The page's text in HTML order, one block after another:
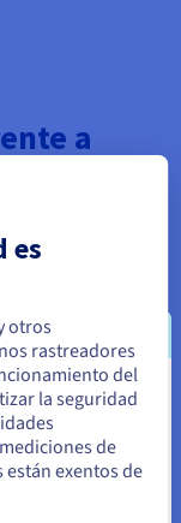
a
organización
dominio, elegir
más matizado:
Estados
deberá buscar
es
otros
rastreadores
del
la seguridad
de
exentos de